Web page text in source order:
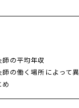
師の平均年収
師の働く場所によって
め